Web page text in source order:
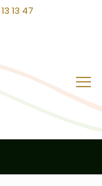
13 47